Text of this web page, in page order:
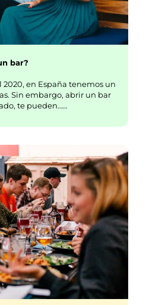
bar?
en España tenemos un
Sin embargo, abrir un bar
te pueden……